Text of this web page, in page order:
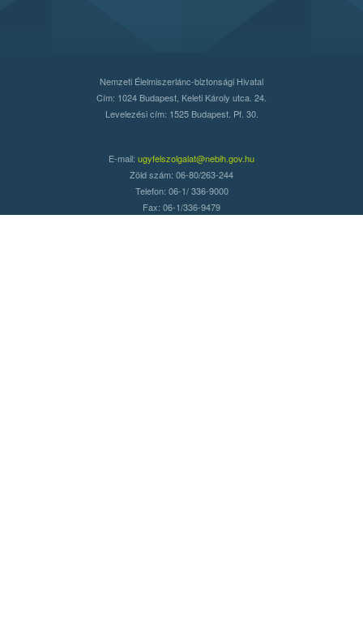
Nemzeti Élelmiszerlánc-biztonsági Hivatal
Cím: 1024 Budapest, Keleti Károly utca. 24.
Levelezési cím: 1525 Budapest. Pf. 30.
E-mail: ugyfelszolgalat@nebih.gov.hu
Zöld szám: 06-80/263-244
Telefon: 06-1/ 336-9000
Fax: 06-1/336-9479